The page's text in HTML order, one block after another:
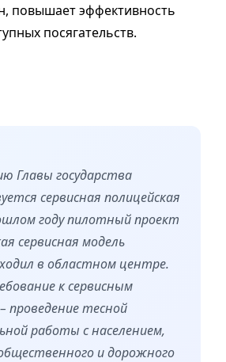
повышает эффективность
посягательств.
Главы государства
сервисная полицейская
году пилотный проект
сервисная модель
в областном центре.
к сервисным
проведение тесной
работы с населением,
и дорожного